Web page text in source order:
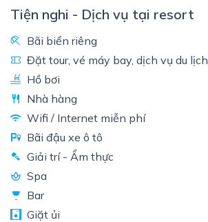
Tiện nghi - Dịch vụ tại resort
Bãi biển riêng
Đặt tour, vé máy bay, dịch vụ du lịch
Hồ bơi
Nhà hàng
Wifi / Internet miễn phí
Bãi đậu xe ô tô
Giải trí - Ẩm thực
Spa
Bar
Giặt ủi